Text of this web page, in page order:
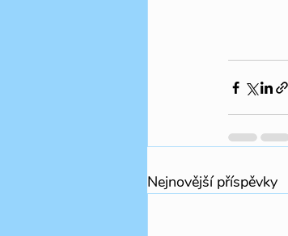
Nejnovější příspěvky